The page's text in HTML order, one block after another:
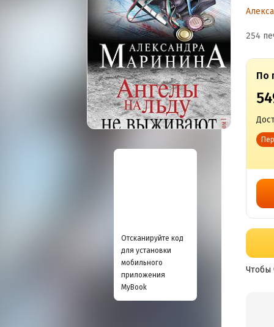
Отсканируйте код
для установки
мобильного
приложения
MyBook
254
По
Чтобы